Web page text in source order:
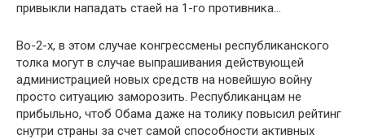
привыкли нападать стаей на 1-го противника…
Во-2-х, в этом случае конгрессмены республиканского
толка могут в случае выпрашивания действующей
администрацией новых средств на новейшую войну
просто ситуацию заморозить. Республиканцам не
прибыльно, чтоб Обама даже на толику повысил рейтинг
снутри страны за счет самой способности активных